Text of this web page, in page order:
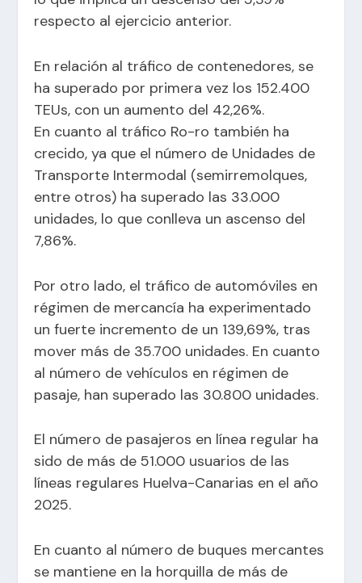
respecto al ejercicio anterior.
En relación al tráfico de contenedores, se
ha superado por primera vez los 152.400
TEUs, con un aumento del 42,26%.
En cuanto al tráfico Ro-ro también ha
crecido, ya que el número de Unidades de
Transporte Intermodal (semirremolques,
entre otros) ha superado las 33.000
unidades, lo que conlleva un ascenso del
7,86%.
Por otro lado, el tráfico de automóviles en
régimen de mercancía ha experimentado
un fuerte incremento de un 139,69%, tras
mover más de 35.700 unidades. En cuanto
al número de vehículos en régimen de
pasaje, han superado las 30.800 unidades.
El número de pasajeros en línea regular ha
sido de más de 51.000 usuarios de las
líneas regulares Huelva-Canarias en el año
2025.
En cuanto al número de buques mercantes
se mantiene en la horquilla de más de